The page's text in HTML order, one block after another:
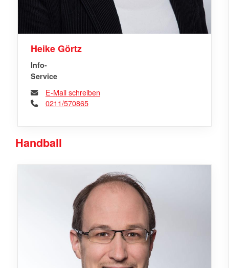
Heike Görtz
Info-
Service
E-Mail schreiben
0211/570865
Handball